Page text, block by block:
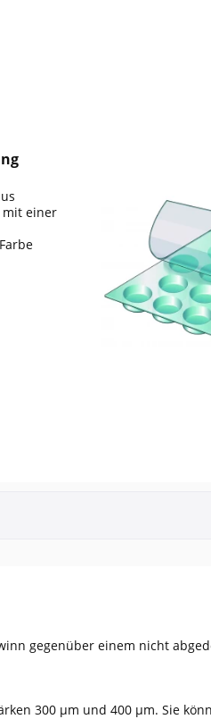
mit einer
liegt
gegenüber einem nicht
300 µm und 400 µm. Sie